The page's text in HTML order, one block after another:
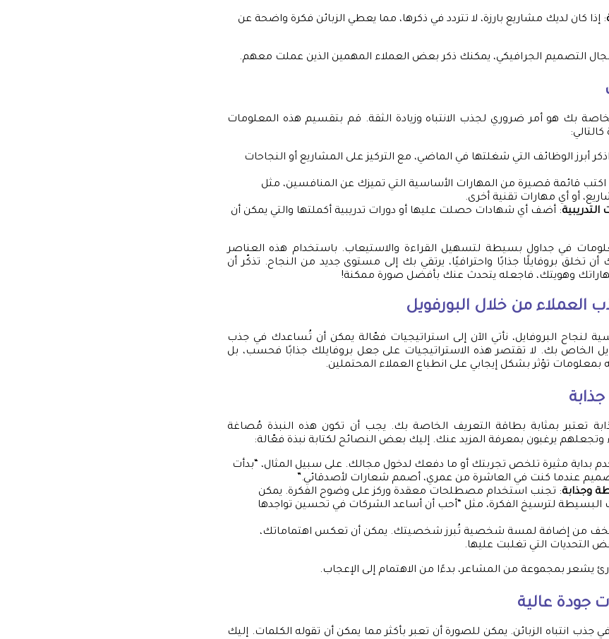
: إذا كان لديك مشاريع بارزة، لا تتردد في ذكرها، مما يعطي الزبائن فكرة واضحة عن
التصميم الجرافيكي، يمكنك ذكر بعض العملاء المهمين الذين عملت معهم.
الخاصة بك هو أمر ضروري لجذب الانتباه وزيادة الثقة. قم بتقسيم هذه المعلومات
أبرز الوظائف التي شغلتها في الماضي، مع التركيز على المشاريع أو النجاحات
اكتب قائمة قصيرة من المهارات الأساسية التي تميزك عن المنافسين، مثل
أو أي مهارات تقنية أخرى.
: أضف أي شهادات حصلت عليها أو دورات تدريبية أكملتها والتي يمكن أن
في جداول بسيطة لتسهيل القراءة والاستيعاب. باستخدام هذه العناصر
أن تخلق بروفايلًا جذابًا واحترافيًا، يرتقي بك إلى مستوى جديد من النجاح. تذكّر أن
وهويتك، فاجعله يتحدث عنك بأفضل صورة ممكنة!
العملاء من خلال البورفويل
لنجاح البروفايل، نأتي الآن إلى استراتيجيات فعّالة يمكن أن تُساعدك في جذب
الخاص بك. لا تقتصر هذه الاستراتيجيات على جعل بروفايلك جذابًا فحسب، بل
تؤثر بشكل إيجابي على انطباع العملاء المحتملين.
تعتبر بمثابة بطاقة التعريف الخاصة بك. يجب أن تكون هذه النبذة مُصاغة
وتجعلهم يرغبون بمعرفة المزيد عنك. إليك بعض النصائح لكتابة نبذة فعّالة:
بداية مثيرة تلخص تجربتك أو ما دفعك لدخول مجالك. على سبيل المثال، “بدأت
عندما كنت في العاشرة من عمري، أصمم شعارات لأصدقائي.”
وجذابة: تجنب استخدام مصطلحات معقدة وركز على وضوح الفكرة. يمكن
البسيطة لترسيخ الفكرة، مثل “أحب أن أساعد الشركات في تحسين تواجدها
تخف من إضافة لمسة شخصية تُبرز شخصيتك. يمكن أن تعكس اهتماماتك،
التحديات التي تغلبت عليها.
يشعر بمجموعة من المشاعر، بدءًا من الاهتمام إلى الإعجاب.
جودة عالية
في جذب انتباه الزبائن. يمكن للصورة أن تعبر بأكثر مما يمكن أن تقوله الكلمات. إليك